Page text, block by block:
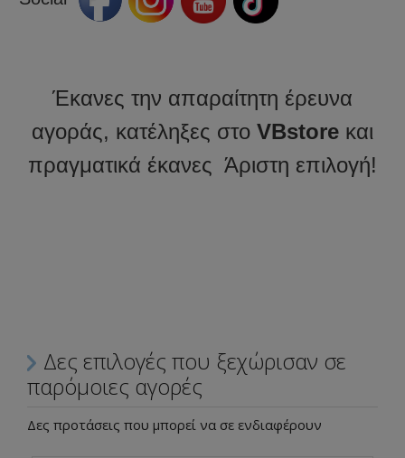
Έκανες την απαραίτητη έρευνα
αγοράς, κατέληξες στο VBstore και
πραγματικά έκανες Άριστη επιλογή!
Δες επιλογές που ξεχώρισαν σε
παρόμοιες αγορές
Δες προτάσεις που μπορεί να σε ενδιαφέρουν